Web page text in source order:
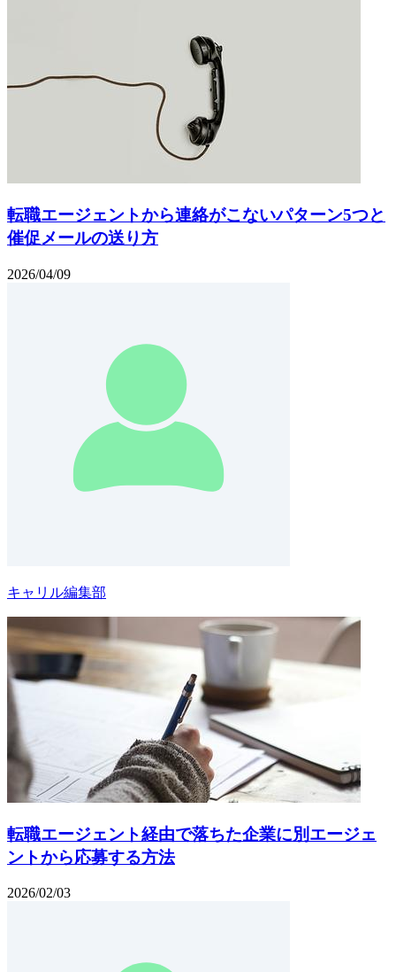
転職エージェントから連絡がこないパターン5つと
催促メールの送り方
2026/04/09
キャリル編集部
転職エージェント経由で落ちた企業に別エージェ
ントから応募する方法
2026/02/03